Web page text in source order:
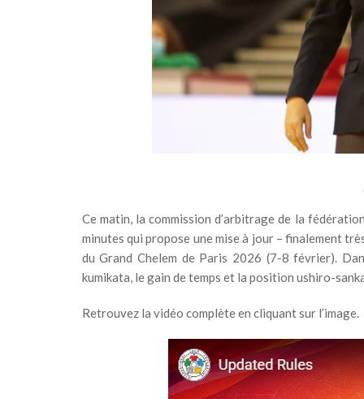
Ce matin, la commission d’arbitrage de la
minutes qui propose une mise à jour – finalement
du Grand Chelem de Paris 2026 (7-8 février).
kumikata, le gain de temps et la position ushiro-
Retrouvez la vidéo complète en cliquant sur l’image.